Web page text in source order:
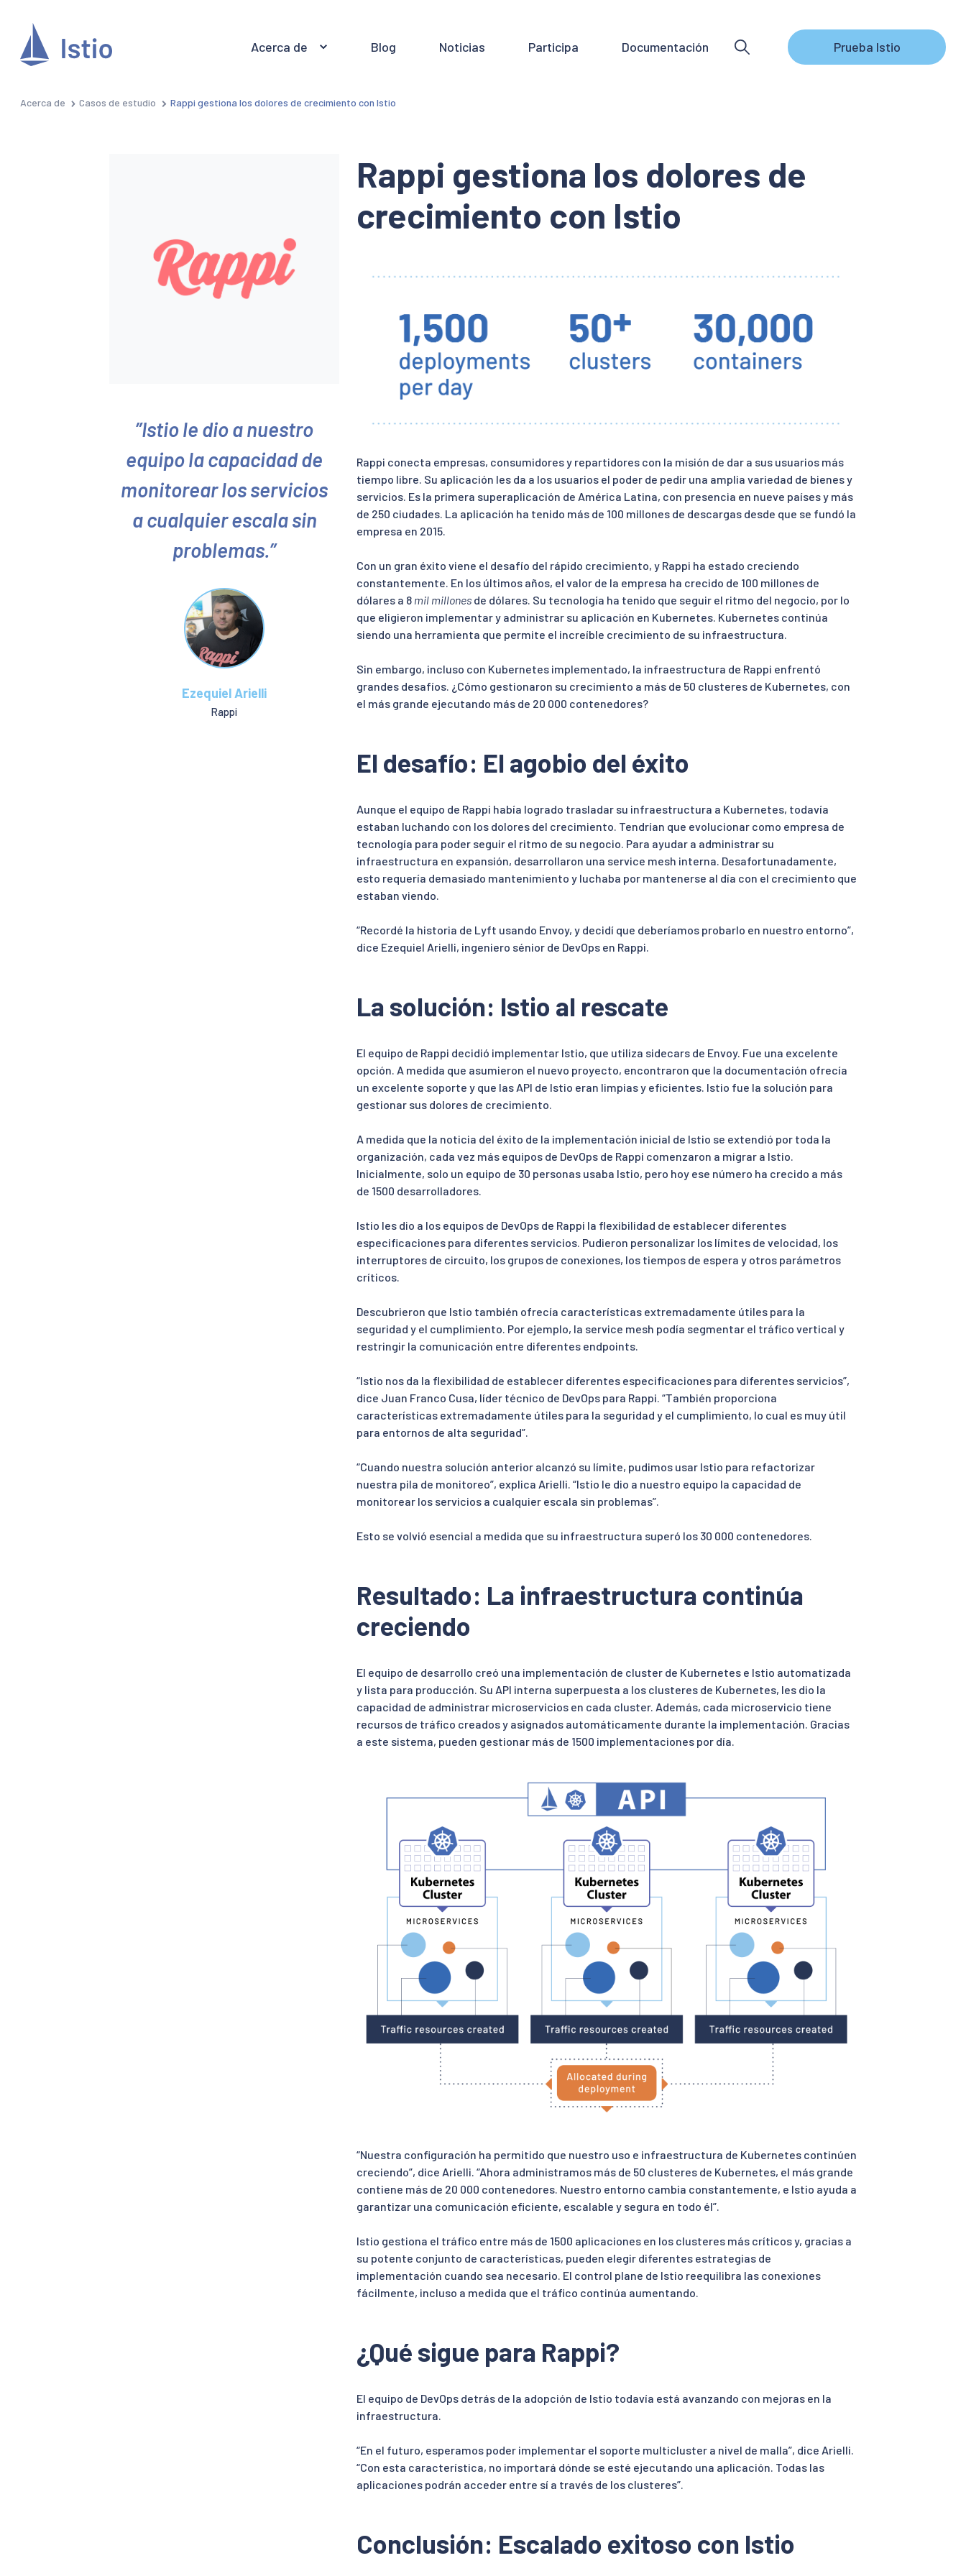
Acerca de Blog Noticias Participa Documentación Prueba Istio
Acerca de Casos de estudio Rappi gestiona los dolores de crecimiento con Istio
Istio le dio a nuestro
equipo la capacidad de
monitorear los servicios
a cualquier escala sin
problemas.
Ezequiel Arielli
Rappi
Rappi gestiona los dolores de
crecimiento con Istio
Rappi conecta empresas, consumidores y repartidores con la misión de dar a sus usuarios más
tiempo libre. Su aplicación les da a los usuarios el poder de pedir una amplia variedad de bienes y
servicios. Es la primera superaplicación de América Latina, con presencia en nueve países y más
de 250 ciudades. La aplicación ha tenido más de 100 millones de descargas desde que se fundó la
empresa en 2015.
Con un gran éxito viene el desafío del rápido crecimiento, y Rappi ha estado creciendo
constantemente. En los últimos años, el valor de la empresa ha crecido de 100 millones de
dólares a 8 mil millones de dólares. Su tecnología ha tenido que seguir el ritmo del negocio, por lo
que eligieron implementar y administrar su aplicación en Kubernetes. Kubernetes continúa
siendo una herramienta que permite el increíble crecimiento de su infraestructura.
Sin embargo, incluso con Kubernetes implementado, la infraestructura de Rappi enfrentó
grandes desafíos. ¿Cómo gestionaron su crecimiento a más de 50 clusteres de Kubernetes, con
el más grande ejecutando más de 20 000 contenedores?
El desafío: El agobio del éxito
Aunque el equipo de Rappi había logrado trasladar su infraestructura a Kubernetes, todavía
estaban luchando con los dolores del crecimiento. Tendrían que evolucionar como empresa de
tecnología para poder seguir el ritmo de su negocio. Para ayudar a administrar su
infraestructura en expansión, desarrollaron una service mesh interna. Desafortunadamente,
esto requería demasiado mantenimiento y luchaba por mantenerse al día con el crecimiento que
estaban viendo.
“Recordé la historia de Lyft usando Envoy, y decidí que deberíamos probarlo en nuestro entorno”,
dice Ezequiel Arielli, ingeniero sénior de DevOps en Rappi.
La solución: Istio al rescate
El equipo de Rappi decidió implementar Istio, que utiliza sidecars de Envoy. Fue una excelente
opción. A medida que asumieron el nuevo proyecto, encontraron que la documentación ofrecía
un excelente soporte y que las API de Istio eran limpias y eficientes. Istio fue la solución para
gestionar sus dolores de crecimiento.
A medida que la noticia del éxito de la implementación inicial de Istio se extendió por toda la
organización, cada vez más equipos de DevOps de Rappi comenzaron a migrar a Istio.
Inicialmente, solo un equipo de 30 personas usaba Istio, pero hoy ese número ha crecido a más
de 1500 desarrolladores.
Istio les dio a los equipos de DevOps de Rappi la flexibilidad de establecer diferentes
especificaciones para diferentes servicios. Pudieron personalizar los límites de velocidad, los
interruptores de circuito, los grupos de conexiones, los tiempos de espera y otros parámetros
críticos.
Descubrieron que Istio también ofrecía características extremadamente útiles para la
seguridad y el cumplimiento. Por ejemplo, la service mesh podía segmentar el tráfico vertical y
restringir la comunicación entre diferentes endpoints.
“Istio nos da la flexibilidad de establecer diferentes especificaciones para diferentes servicios”,
dice Juan Franco Cusa, líder técnico de DevOps para Rappi. “También proporciona
características extremadamente útiles para la seguridad y el cumplimiento, lo cual es muy útil
para entornos de alta seguridad”.
“Cuando nuestra solución anterior alcanzó su límite, pudimos usar Istio para refactorizar
nuestra pila de monitoreo”, explica Arielli. “Istio le dio a nuestro equipo la capacidad de
monitorear los servicios a cualquier escala sin problemas”.
Esto se volvió esencial a medida que su infraestructura superó los 30 000 contenedores.
Resultado: La infraestructura continúa
creciendo
El equipo de desarrollo creó una implementación de cluster de Kubernetes e Istio automatizada
y lista para producción. Su API interna superpuesta a los clusteres de Kubernetes, les dio la
capacidad de administrar microservicios en cada cluster. Además, cada microservicio tiene
recursos de tráfico creados y asignados automáticamente durante la implementación. Gracias
a este sistema, pueden gestionar más de 1500 implementaciones por día.
“Nuestra configuración ha permitido que nuestro uso e infraestructura de Kubernetes continúen
creciendo”, dice Arielli. “Ahora administramos más de 50 clusteres de Kubernetes, el más grande
contiene más de 20 000 contenedores. Nuestro entorno cambia constantemente, e Istio ayuda a
garantizar una comunicación eficiente, escalable y segura en todo él”.
Istio gestiona el tráfico entre más de 1500 aplicaciones en los clusteres más críticos y, gracias a
su potente conjunto de características, pueden elegir diferentes estrategias de
implementación cuando sea necesario. El control plane de Istio reequilibra las conexiones
fácilmente, incluso a medida que el tráfico continúa aumentando.
¿Qué sigue para Rappi?
El equipo de DevOps detrás de la adopción de Istio todavía está avanzando con mejoras en la
infraestructura.
“En el futuro, esperamos poder implementar el soporte multicluster a nivel de malla”, dice Arielli.
“Con esta característica, no importará dónde se esté ejecutando una aplicación. Todas las
aplicaciones podrán acceder entre sí a través de los clusteres”.
Conclusión: Escalado exitoso con Istio